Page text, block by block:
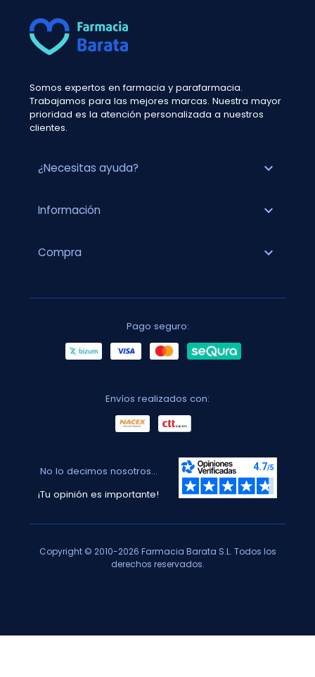
Somos expertos en farmacia y parafarmacia.
Trabajamos para las mejores marcas. Nuestra mayor
prioridad es la atención personalizada a nuestros
clientes.
¿Necesitas ayuda? expand_more
Información expand_more
Compra expand_more
Pago seguro:
Envíos realizados con:
No lo decimos nosotros...
¡Tu opinión es importante!
Copyright © 2010-2026 Farmacia Barata S.L. Todos los
derechos reservados.